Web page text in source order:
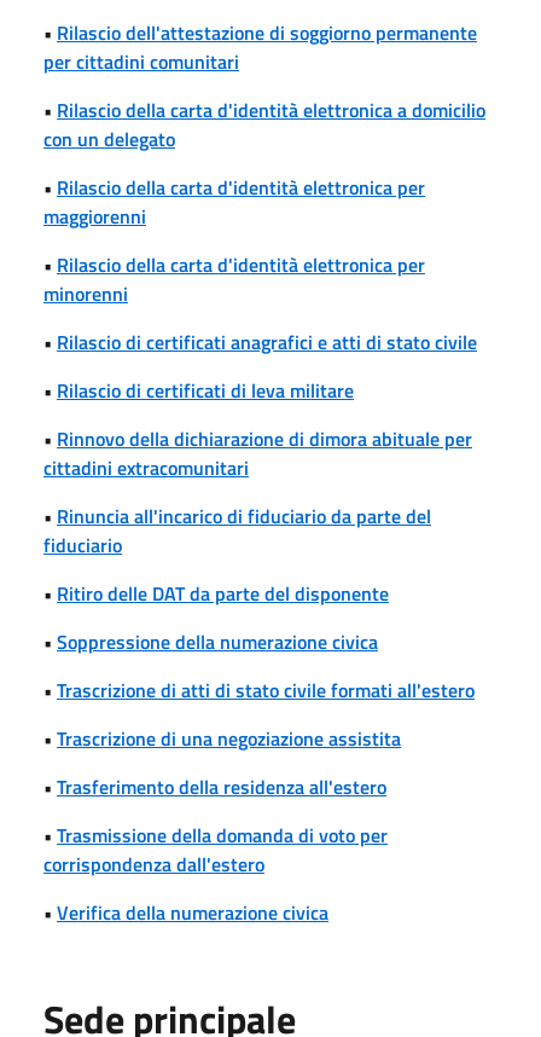
• Rilascio dell'attestazione di soggiorno permanente
per cittadini comunitari
• Rilascio della carta d'identità elettronica a domicilio
con un delegato
• Rilascio della carta d'identità elettronica per
maggiorenni
• Rilascio della carta d'identità elettronica per
minorenni
• Rilascio di certificati anagrafici e atti di stato civile
• Rilascio di certificati di leva militare
• Rinnovo della dichiarazione di dimora abituale per
cittadini extracomunitari
• Rinuncia all'incarico di fiduciario da parte del
fiduciario
• Ritiro delle DAT da parte del disponente
• Soppressione della numerazione civica
• Trascrizione di atti di stato civile formati all'estero
• Trascrizione di una negoziazione assistita
• Trasferimento della residenza all'estero
• Trasmissione della domanda di voto per
corrispondenza dall'estero
• Verifica della numerazione civica
Sede principale